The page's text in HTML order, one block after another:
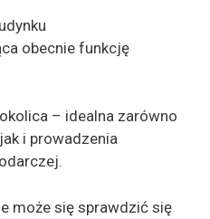
obecnie funkcję
– idealna zarówno
i prowadzenia
może się sprawdzić się